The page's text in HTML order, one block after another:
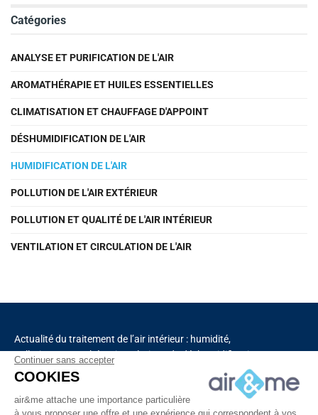
Catégories
ANALYSE ET PURIFICATION DE L'AIR
AROMATHÉRAPIE ET HUILES ESSENTIELLES
CLIMATISATION ET CHAUFFAGE D'APPOINT
DÉSHUMIDIFICATION DE L'AIR
HUMIDIFICATION DE L'AIR
POLLUTION DE L'AIR EXTÉRIEUR
POLLUTION ET QUALITÉ DE L'AIR INTÉRIEUR
VENTILATION ET CIRCULATION DE L'AIR
Actualité du traitement de l’air intérieur : humidité,
pollution, aromathérapie, solutions de déshumidification
et de purification de l’air, chauffage, ventilation,
Continuer sans accepter
COOKIES
air&me attache une importance particulière